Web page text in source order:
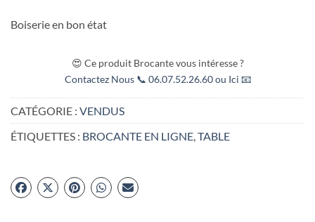
Boiserie en bon état
😍 Ce produit Brocante vous intéresse ?
Contactez Nous 📞 06.07.52.26.60 ou Ici 📧
CATÉGORIE : VENDUS
ÉTIQUETTES : BROCANTE EN LIGNE,TABLE